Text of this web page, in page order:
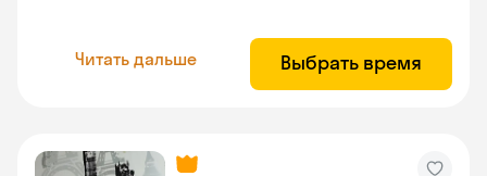
Читать дальше Выбрать время